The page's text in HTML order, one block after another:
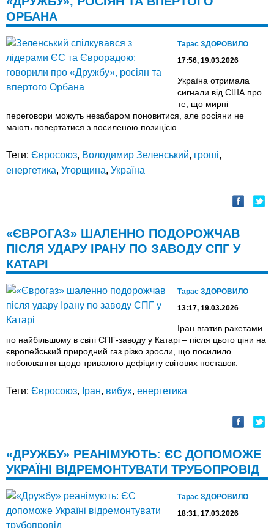
ОРБАНА
Тарас ЗДОРОВИЛО
17:56, 19.03.2026
Україна отримала
сигнали від США про
те, що мирні
переговори можуть незабаром поновитися, але росіяни не
мають повертатися з посиленою позицією.
Теги: Євросоюз, Володимир Зеленський, гроші,
енергетика, Угорщина, Україна
«ЄВРОГАЗ» ШАЛЕННО ПОДОРОЖЧАВ
ПІСЛЯ УДАРУ ІРАНУ ПО ЗАВОДУ СПГ У
КАТАРІ
Тарас ЗДОРОВИЛО
13:17, 19.03.2026
Іран вгатив ракетами
по найбільшому в світі СПГ-заводу у Катарі – після цього ціни на
європейський природний газ різко зросли, що посилило
побоювання щодо тривалого дефіциту світових поставок.
Теги: Євросоюз, Іран, вибух, енергетика
«ДРУЖБУ» РЕАНІМУЮТЬ: ЄС ДОПОМОЖЕ
УКРАЇНІ ВІДРЕМОНТУВАТИ ТРУБОПРОВІД
Тарас ЗДОРОВИЛО
18:31, 17.03.2026